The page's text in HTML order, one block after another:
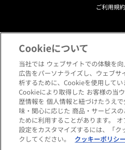
Copyright © HANKYU HOME
ご利用規約
プライバシーポ
クッキーポリ
閲覧環境につ
サイトマッ
Cookieについて
当社では ウェブサイトでの体験を
広告をパーソナライズし、ウェブサ
析するために、Cookieを使用して
Cookieにより取得した お客様の当
歴情報を 個人情報と紐づけたうえ
味・関心に応じた 商品・サービス
ために利用することがあります。
設定をカスタマイズするには、「ク
クしてください。
クッキーポリシー